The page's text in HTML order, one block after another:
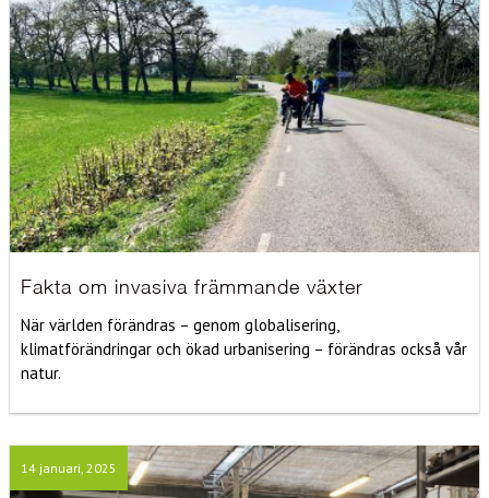
Fakta om invasiva främmande växter
När världen förändras – genom globalisering,
klimatförändringar och ökad urbanisering – förändras också vår
natur.
14 januari, 2025